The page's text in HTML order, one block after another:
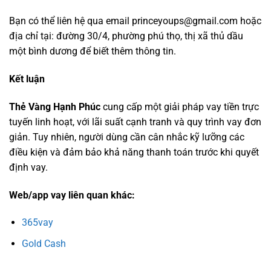
Bạn có thể liên hệ qua email princeyoups@gmail.com hoặc
địa chỉ tại: đường 30/4, phường phú thọ, thị xã thủ dầu
một bình dương để biết thêm thông tin.
Kết luận
Thẻ Vàng Hạnh Phúc cung cấp một giải pháp vay tiền trực
tuyến linh hoạt, với lãi suất cạnh tranh và quy trình vay đơn
giản. Tuy nhiên, người dùng cần cân nhắc kỹ lưỡng các
điều kiện và đảm bảo khả năng thanh toán trước khi quyết
định vay.
Web/app vay liên quan khác:
365vay
Gold Cash